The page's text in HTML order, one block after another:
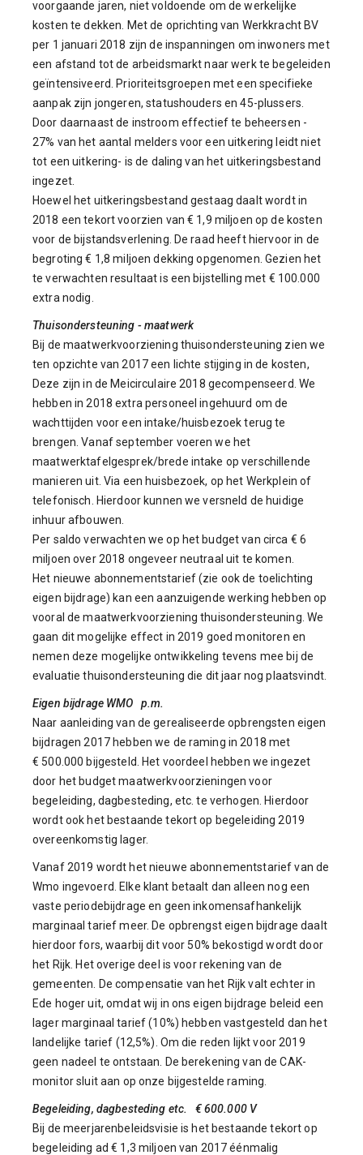
voorgaande jaren, niet voldoende om de werkelijke
kosten te dekken. Met de oprichting van Werkkracht BV
per 1 januari 2018 zijn de inspanningen om inwoners met
een afstand tot de arbeidsmarkt naar werk te begeleiden
geïntensiveerd. Prioriteitsgroepen met een specifieke
aanpak zijn jongeren, statushouders en 45-plussers.
Door daarnaast de instroom effectief te beheersen -
27% van het aantal melders voor een uitkering leidt niet
tot een uitkering- is de daling van het uitkeringsbestand
ingezet.
Hoewel het uitkeringsbestand gestaag daalt wordt in
2018 een tekort voorzien van € 1,9 miljoen op de kosten
voor de bijstandsverlening. De raad heeft hiervoor in de
begroting € 1,8 miljoen dekking opgenomen. Gezien het
te verwachten resultaat is een bijstelling met € 100.000
extra nodig.
Thuisondersteuning - maatwerk
Bij de maatwerkvoorziening thuisondersteuning zien we
ten opzichte van 2017 een lichte stijging in de kosten,
Deze zijn in de Meicirculaire 2018 gecompenseerd. We
hebben in 2018 extra personeel ingehuurd om de
wachttijden voor een intake/huisbezoek terug te
brengen. Vanaf september voeren we het
maatwerktafelgesprek/brede intake op verschillende
manieren uit. Via een huisbezoek, op het Werkplein of
telefonisch. Hierdoor kunnen we versneld de huidige
inhuur afbouwen.
Per saldo verwachten we op het budget van circa € 6
miljoen over 2018 ongeveer neutraal uit te komen.
Het nieuwe abonnementstarief (zie ook de toelichting
eigen bijdrage) kan een aanzuigende werking hebben op
vooral de maatwerkvoorziening thuisondersteuning. We
gaan dit mogelijke effect in 2019 goed monitoren en
nemen deze mogelijke ontwikkeling tevens mee bij de
evaluatie thuisondersteuning die dit jaar nog plaatsvindt.
Eigen bijdrage WMO p.m.
Naar aanleiding van de gerealiseerde opbrengsten eigen
bijdragen 2017 hebben we de raming in 2018 met
€ 500.000 bijgesteld. Het voordeel hebben we ingezet
door het budget maatwerkvoorzieningen voor
begeleiding, dagbesteding, etc. te verhogen. Hierdoor
wordt ook het bestaande tekort op begeleiding 2019
overeenkomstig lager.
Vanaf 2019 wordt het nieuwe abonnementstarief van de
Wmo ingevoerd. Elke klant betaalt dan alleen nog een
vaste periodebijdrage en geen inkomensafhankelijk
marginaal tarief meer. De opbrengst eigen bijdrage daalt
hierdoor fors, waarbij dit voor 50% bekostigd wordt door
het Rijk. Het overige deel is voor rekening van de
gemeenten. De compensatie van het Rijk valt echter in
Ede hoger uit, omdat wij in ons eigen bijdrage beleid een
lager marginaal tarief (10%) hebben vastgesteld dan het
landelijke tarief (12,5%). Om die reden lijkt voor 2019
geen nadeel te ontstaan. De berekening van de CAK-
monitor sluit aan op onze bijgestelde raming.
Begeleiding, dagbesteding etc. € 600.000 V
Bij de meerjarenbeleidsvisie is het bestaande tekort op
begeleiding ad € 1,3 miljoen van 2017 éénmalig